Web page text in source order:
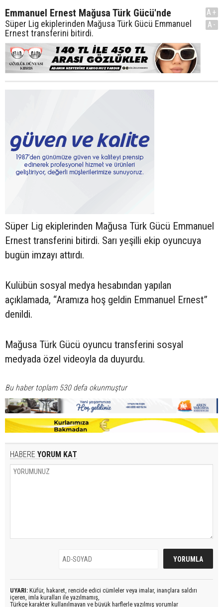
Emmanuel Ernest Mağusa Türk Gücü'nde
Süper Lig ekiplerinden Mağusa Türk Gücü Emmanuel
Ernest transferini bitirdi.
A+
A-
Süper Lig ekiplerinden Mağusa Türk Gücü Emmanuel
Ernest transferini bitirdi. Sarı yeşilli ekip oyuncuya
bugün imzayı attırdı.
Kulübün sosyal medya hesabından yapılan
açıklamada, “Aramıza hoş geldin Emmanuel Ernest”
denildi.
Mağusa Türk Gücü oyuncu transferini sosyal
medyada özel videoyla da duyurdu.
Bu haber toplam 530 defa okunmuştur
HABERE YORUM KAT
UYARI: Küfür, hakaret, rencide edici cümleler veya imalar, inançlara saldırı
içeren, imla kuralları ile yazılmamış,
Türkçe karakter kullanılmayan ve büyük harflerle yazılmış yorumlar